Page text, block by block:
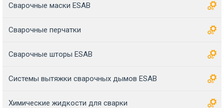
Сварочные маски ESAB
Сварочные перчатки
Сварочные шторы ESAB
Системы вытяжки сварочных дымов ESAB
Химические жидкости для сварки